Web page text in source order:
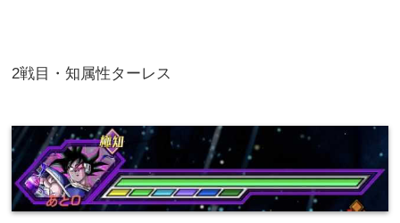
2戦目・知属性ターレス